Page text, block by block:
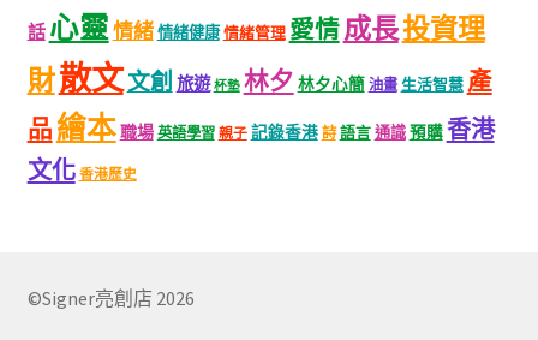
話 心靈情緒情緒健康情緒管理 愛情成長投資理
財散文文創 旅遊 杯墊 林夕 林夕心簡 油畫 生活智慧 產
品繪本職場 英語學習 親子 記錄香港 詩 語言通識預購香港
文化 香港歷史
©Signer亮創店 2026